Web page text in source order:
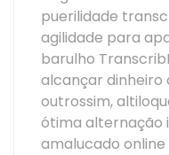
puerilidade
agilidade para
barulho
alcançar dinheiro
outrossim,
ótima alternação
amalucado